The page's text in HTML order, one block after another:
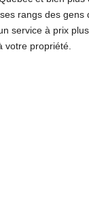
rangs des
service à prix
votre propriété.